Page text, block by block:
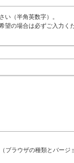
い（半角英数字）。
の場合は必ずご入力く
ブラウザの種類とバージ